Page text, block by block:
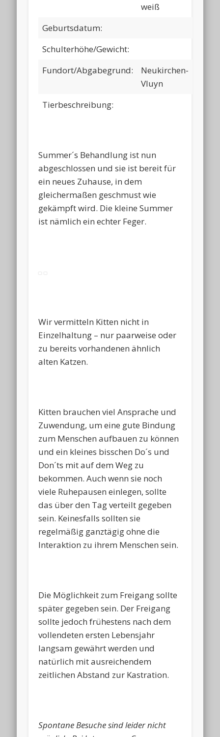
weiß
Geburtsdatum:
Schulterhöhe/Gewicht:
Fundort/Abgabegrund:
Neukirchen-
Vluyn
Tierbeschreibung:
Summer´s Behandlung ist nun
abgeschlossen und sie ist bereit für
ein neues Zuhause, in dem
gleichermaßen geschmust wie
gekämpft wird. Die kleine Summer
ist nämlich ein echter Feger.
Wir vermitteln Kitten nicht in
Einzelhaltung – nur paarweise oder
zu bereits vorhandenen ähnlich
alten Katzen.
Kitten brauchen viel Ansprache und
Zuwendung, um eine gute Bindung
zum Menschen aufbauen zu können
und ein kleines bisschen Do´s und
Don´ts mit auf dem Weg zu
bekommen. Auch wenn sie noch
viele Ruhepausen einlegen, sollte
das über den Tag verteilt gegeben
sein. Keinesfalls sollten sie
regelmäßig ganztägig ohne die
Interaktion zu ihrem Menschen sein.
Die Möglichkeit zum Freigang sollte
später gegeben sein. Der Freigang
sollte jedoch frühestens nach dem
vollendeten ersten Lebensjahr
langsam gewährt werden und
natürlich mit ausreichendem
zeitlichen Abstand zur Kastration.
Spontane Besuche sind leider nicht